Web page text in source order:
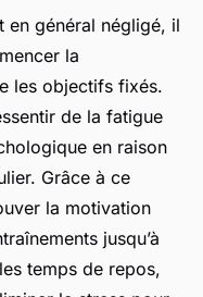
en général négligé, il
la
les objectifs fixés.
de la fatigue
en raison
Grâce à ce
la motivation
jusqu’à
temps de repos,